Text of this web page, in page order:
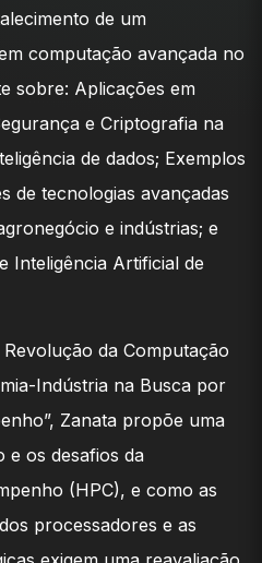
de um
computação avançada no
sobre: Aplicações em
e Criptografia na
de dados; Exemplos
de tecnologias avançadas
e indústrias; e
Inteligência Artificial de
da Computação
Indústria na Busca por
Zanata propõe uma
e os desafios da
(HPC), e como as
processadores e as